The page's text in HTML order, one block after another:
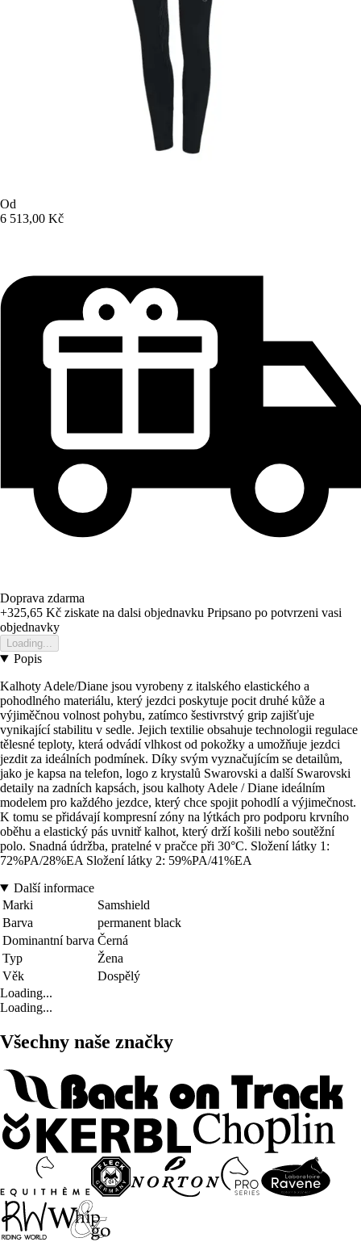
Od
6 513,00 Kč
Doprava zdarma
+325,65 Kč ziskate na dalsi objednavku Pripsano po potvrzeni vasi
objednavky
Loading...
Popis
Kalhoty Adele/Diane jsou vyrobeny z italského elastického a
pohodlného materiálu, který jezdci poskytuje pocit druhé kůže a
výjiměčnou volnost pohybu, zatímco šestivrstvý grip zajišťuje
vynikající stabilitu v sedle. Jejich textilie obsahuje technologii regulace
tělesné teploty, která odvádí vlhkost od pokožky a umožňuje jezdci
jezdit za ideálních podmínek. Díky svým vyznačujícím se detailům,
jako je kapsa na telefon, logo z krystalů Swarovski a další Swarovski
detaily na zadních kapsách, jsou kalhoty Adele / Diane ideálním
modelem pro každého jezdce, který chce spojit pohodlí a výjimečnost.
K tomu se přidávají kompresní zóny na lýtkách pro podporu krvního
oběhu a elastický pás uvnitř kalhot, který drží košili nebo soutěžní
polo. Snadná údržba, pratelné v pračce při 30°C. Složení látky 1:
72%PA/28%EA Složení látky 2: 59%PA/41%EA
Další informace
Marki
Samshield
Barva
permanent black
Dominantní barva Černá
Typ
Žena
Věk
Dospělý
Loading...
Loading...
Všechny naše značky